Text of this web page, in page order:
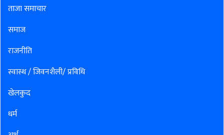
ताजा समाचार
समाज
राजनीति
स्वास्थ / जिवनशैली/ प्रविधि
खेलकुद
धर्म